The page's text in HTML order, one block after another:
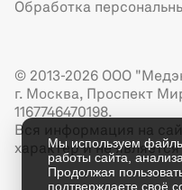
Обработка
© 2013-2026 ООО
г. Москва, Проспект
1167746470198.
Вся информация на
характер и не
Мы используем
работы сайта,
Продолжая
подтверждаете своё